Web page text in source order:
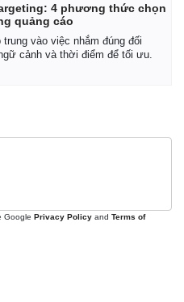
4 phương thức chọn
quảng cáo
vào việc nhắm đúng đối
cảnh và thời điểm để tối ưu.
Google Privacy Policy and Terms of